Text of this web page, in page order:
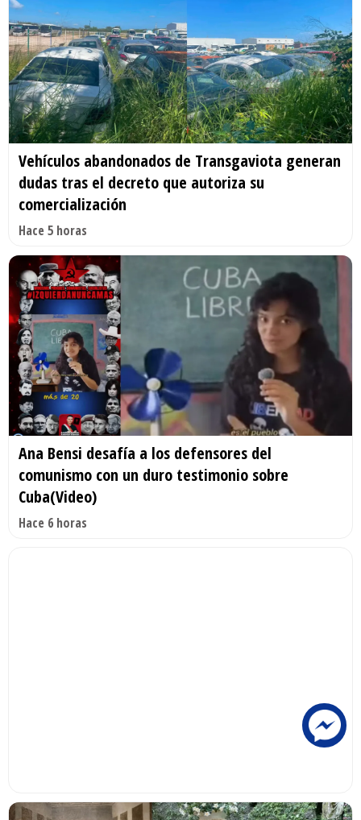
Vehículos abandonados de Transgaviota generan
dudas tras el decreto que autoriza su
comercialización
Hace 5 horas
Ana Bensi desafía a los defensores del
comunismo con un duro testimonio sobre
Cuba(Video)
Hace 6 horas